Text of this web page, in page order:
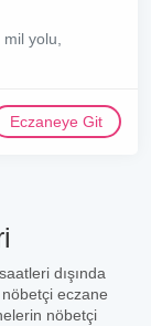
yolu,
Eczaneye Git
dışında
eczane
nöbetçi